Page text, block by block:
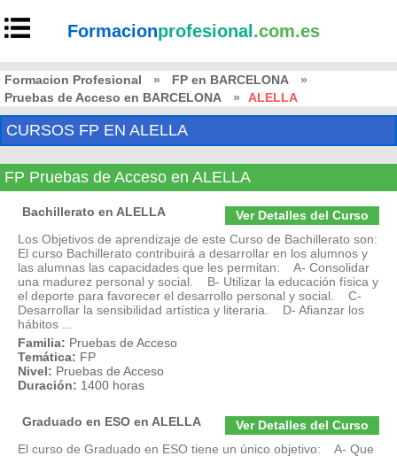
Formacionprofesional .com.es
Formacion Profesional » FP en BARCELONA
»
Pruebas de Acceso en BARCELONA
» ALELLA
CURSOS FP EN ALELLA
FP Pruebas de Acceso en ALELLA
Ver Detalles del Curso
Bachillerato en ALELLA
Los Objetivos de aprendizaje de este Curso de Bachillerato son:
El curso Bachillerato contribuirá a desarrollar en los alumnos y
las alumnas las capacidades que les permitan: A- Consolidar
una madurez personal y social. B- Utilizar la educación física y
el deporte para favorecer el desarrollo personal y social. C-
Desarrollar la sensibilidad artística y literaria. D- Afianzar los
hábitos ...
Familia: Pruebas de Acceso
Temática: FP
Nivel: Pruebas de Acceso
Duración: 1400 horas
Ver Detalles del Curso
Graduado en ESO en ALELLA
El curso de Graduado en ESO tiene un único objetivo: A- Que